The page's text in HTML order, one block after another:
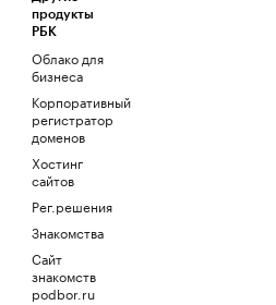
продукты
РБК
Облако для
бизнеса
Корпоративный
регистратор
доменов
Хостинг
сайтов
Рег.решения
Знакомства
Сайт
знакомств
podbor.ru